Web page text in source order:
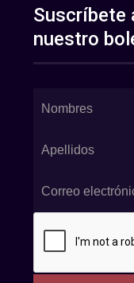
Suscríbete
nuestro